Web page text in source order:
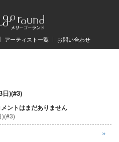
アーティスト一覧 お問い合わせ
日)(#3)
ントはまだありません
)(#3)
»